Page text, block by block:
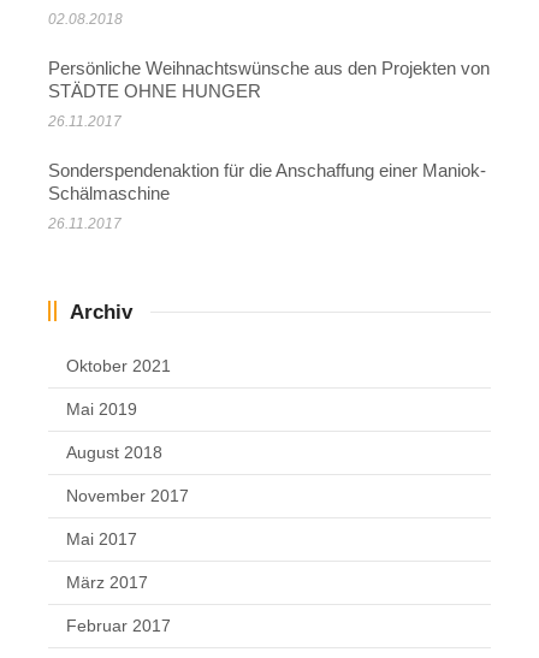
02.08.2018
Persönliche Weihnachtswünsche aus den Projekten von
STÄDTE OHNE HUNGER
26.11.2017
Sonderspendenaktion für die Anschaffung einer Maniok-
Schälmaschine
26.11.2017
Archiv
Oktober 2021
Mai 2019
August 2018
November 2017
Mai 2017
März 2017
Februar 2017